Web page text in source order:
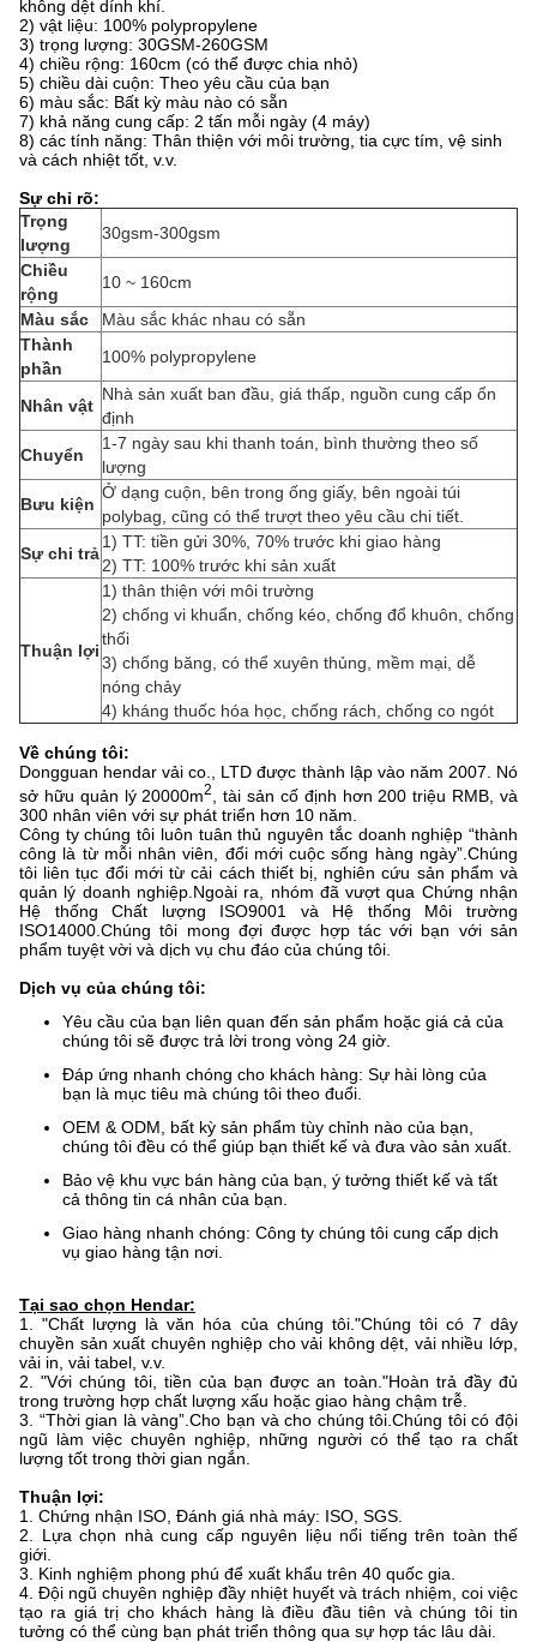
không dệt dính khí.
2) vật liệu: 100% polypropylene
3) trọng lượng: 30GSM-260GSM
4) chiều rộng: 160cm (có thể được chia nhỏ)
5) chiều dài cuộn: Theo yêu cầu của bạn
6) màu sắc: Bất kỳ màu nào có sẵn
7) khả năng cung cấp: 2 tấn mỗi ngày (4 máy)
8) các tính năng: Thân thiện với môi trường, tia cực tím, vệ sinh
và cách nhiệt tốt, v.v.
Sự chỉ rõ:
Trọng
lượng
30gsm-300gsm
Chiều
rộng
10 ~ 160cm
Màu sắc
Màu sắc khác nhau có sẵn
Thành
phần
100% polypropylene
Nhân vật
Nhà sản xuất ban đầu, giá thấp, nguồn cung cấp ổn
định
Chuyển
1-7 ngày sau khi thanh toán, bình thường theo số
lượng
Bưu kiện
Ở dạng cuộn, bên trong ống giấy, bên ngoài túi
polybag, cũng có thể trượt theo yêu cầu chi tiết.
Sự chi trả
1) TT: tiền gửi 30%, 70% trước khi giao hàng
2) TT: 100% trước khi sản xuất
Thuận lợi
1) thân thiện với môi trường
2) chống vi khuẩn, chống kéo, chống đổ khuôn, chống
thối
3) chống băng, có thể xuyên thủng, mềm mại, dễ
nóng chảy
4) kháng thuốc hóa học, chống rách, chống co ngót
Về chúng tôi:
Dongguan hendar vải co., LTD được thành lập vào năm 2007. Nó
sở hữu quản lý 20000m2
, tài sản cố định hơn 200 triệu RMB, và
300 nhân viên với sự phát triển hơn 10 năm.
Công ty chúng tôi luôn tuân thủ nguyên tắc doanh nghiệp “thành
công là từ mỗi nhân viên, đổi mới cuộc sống hàng ngày”.Chúng
tôi liên tục đổi mới từ cải cách thiết bị, nghiên cứu sản phẩm và
quản lý doanh nghiệp.Ngoài ra, nhóm đã vượt qua Chứng nhận
Hệ thống Chất lượng ISO9001 và Hệ thống Môi trường
ISO14000.Chúng tôi mong đợi được hợp tác với bạn với sản
phẩm tuyệt vời và dịch vụ chu đáo của chúng tôi.
Dịch vụ của chúng tôi:
Yêu cầu của bạn liên quan đến sản phẩm hoặc giá cả của
chúng tôi sẽ được trả lời trong vòng 24 giờ.
Đáp ứng nhanh chóng cho khách hàng: Sự hài lòng của
bạn là mục tiêu mà chúng tôi theo đuổi.
OEM & ODM, bất kỳ sản phẩm tùy chỉnh nào của bạn,
chúng tôi đều có thể giúp bạn thiết kế và đưa vào sản xuất.
Bảo vệ khu vực bán hàng của bạn, ý tưởng thiết kế và tất
cả thông tin cá nhân của bạn.
Giao hàng nhanh chóng: Công ty chúng tôi cung cấp dịch
vụ giao hàng tận nơi.
Tại sao chọn Hendar:
1. "Chất lượng là văn hóa của chúng tôi."Chúng tôi có 7 dây
chuyền sản xuất chuyên nghiệp cho vải không dệt, vải nhiều lớp,
vải in, vải tabel, v.v.
2. "Với chúng tôi, tiền của bạn được an toàn."Hoàn trả đầy đủ
trong trường hợp chất lượng xấu hoặc giao hàng chậm trễ.
3. “Thời gian là vàng”.Cho bạn và cho chúng tôi.Chúng tôi có đội
ngũ làm việc chuyên nghiệp, những người có thể tạo ra chất
lượng tốt trong thời gian ngắn.
Thuận lợi:
1. Chứng nhận ISO, Đánh giá nhà máy: ISO, SGS.
2. Lựa chọn nhà cung cấp nguyên liệu nổi tiếng trên toàn thế
giới.
3. Kinh nghiệm phong phú để xuất khẩu trên 40 quốc gia.
4. Đội ngũ chuyên nghiệp đầy nhiệt huyết và trách nhiệm, coi việc
tạo ra giá trị cho khách hàng là điều đầu tiên và chúng tôi tin
tưởng có thể cùng bạn phát triển thông qua sự hợp tác lâu dài.